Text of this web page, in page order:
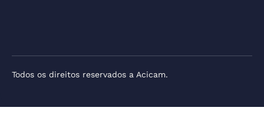
Todos os direitos reservados a Acicam.